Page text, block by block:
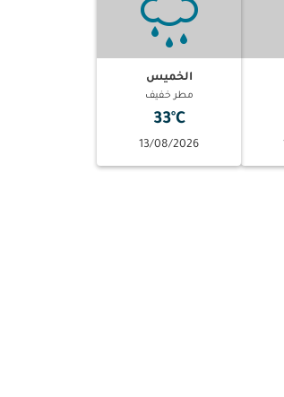
الخميس
مطر خفيف
33°C
13/08/2026